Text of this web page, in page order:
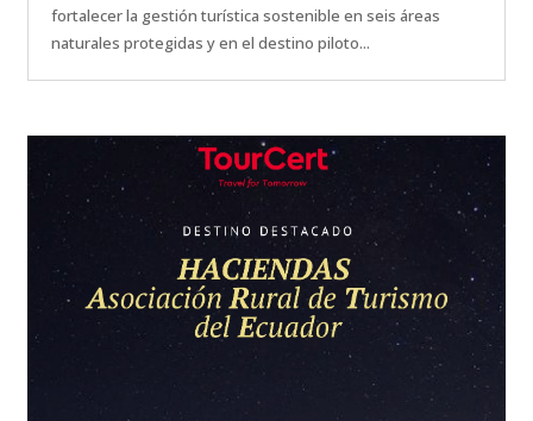
fortalecer la gestión turística sostenible en seis áreas
naturales protegidas y en el destino piloto...